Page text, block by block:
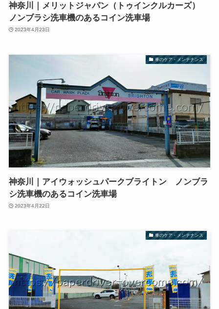
神奈川｜メリットジャパン（トゥインクルカーズ）
ノンブラシ洗車機のあるコイン洗車場
2023年4月23日
車のケア・メンテナンス
神奈川｜アイウォッシュパークブライトン ノンブラ
シ洗車機のあるコイン洗車場
2023年4月22日
車のケア・メンテナンス